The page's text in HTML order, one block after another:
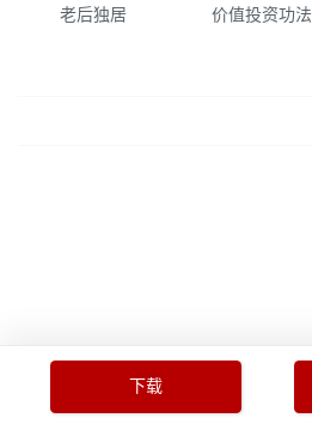
老后独居 价值投资功法
下载